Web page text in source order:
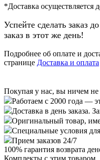
*Доставка осуществляется
Успейте сделать заказ
заказ в этот же день!
Подробнее об оплате и
странице Доставка и оплата
Покупая у нас, вы ничем не
Работаем с 2000 года —
Доставка в день заказа.
Оригинальный товар,
Специальные условия
Прием заказов 24/7
100% гарантия возврата
Комплекты с этим товаром